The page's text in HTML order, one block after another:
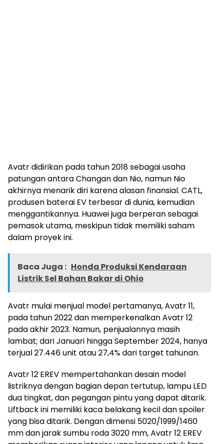
Avatr didirikan pada tahun 2018 sebagai usaha
patungan antara Changan dan Nio, namun Nio
akhirnya menarik diri karena alasan finansial. CATL,
produsen baterai EV terbesar di dunia, kemudian
menggantikannya. Huawei juga berperan sebagai
pemasok utama, meskipun tidak memiliki saham
dalam proyek ini.
Baca Juga : Honda Produksi Kendaraan
Listrik Sel Bahan Bakar di Ohio
Avatr mulai menjual model pertamanya, Avatr 11,
pada tahun 2022 dan memperkenalkan Avatr 12
pada akhir 2023. Namun, penjualannya masih
lambat; dari Januari hingga September 2024, hanya
terjual 27.446 unit atau 27,4% dari target tahunan.
Avatr 12 EREV mempertahankan desain model
listriknya dengan bagian depan tertutup, lampu LED
dua tingkat, dan pegangan pintu yang dapat ditarik.
Liftback ini memiliki kaca belakang kecil dan spoiler
yang bisa ditarik. Dengan dimensi 5020/1999/1460
mm dan jarak sumbu roda 3020 mm, Avatr 12 EREV